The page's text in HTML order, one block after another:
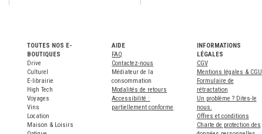
TOUTES NOS E-
BOUTIQUES
Drive
Culturel
E-librairie
High Tech
Voyages
Vins
Location
Maison & Loisirs
AIDE
FAQ
Contactez-nous
Médiateur de la
consommation
Modalités de retours
Accessibilité :
partiellement conforme
INFORMATIONS
LÉGALES
CGV
Mentions légales & CGU
Formulaire de
rétractation
Un problème ? Dites-le
nous.
Offres et conditions
Charte de protection des